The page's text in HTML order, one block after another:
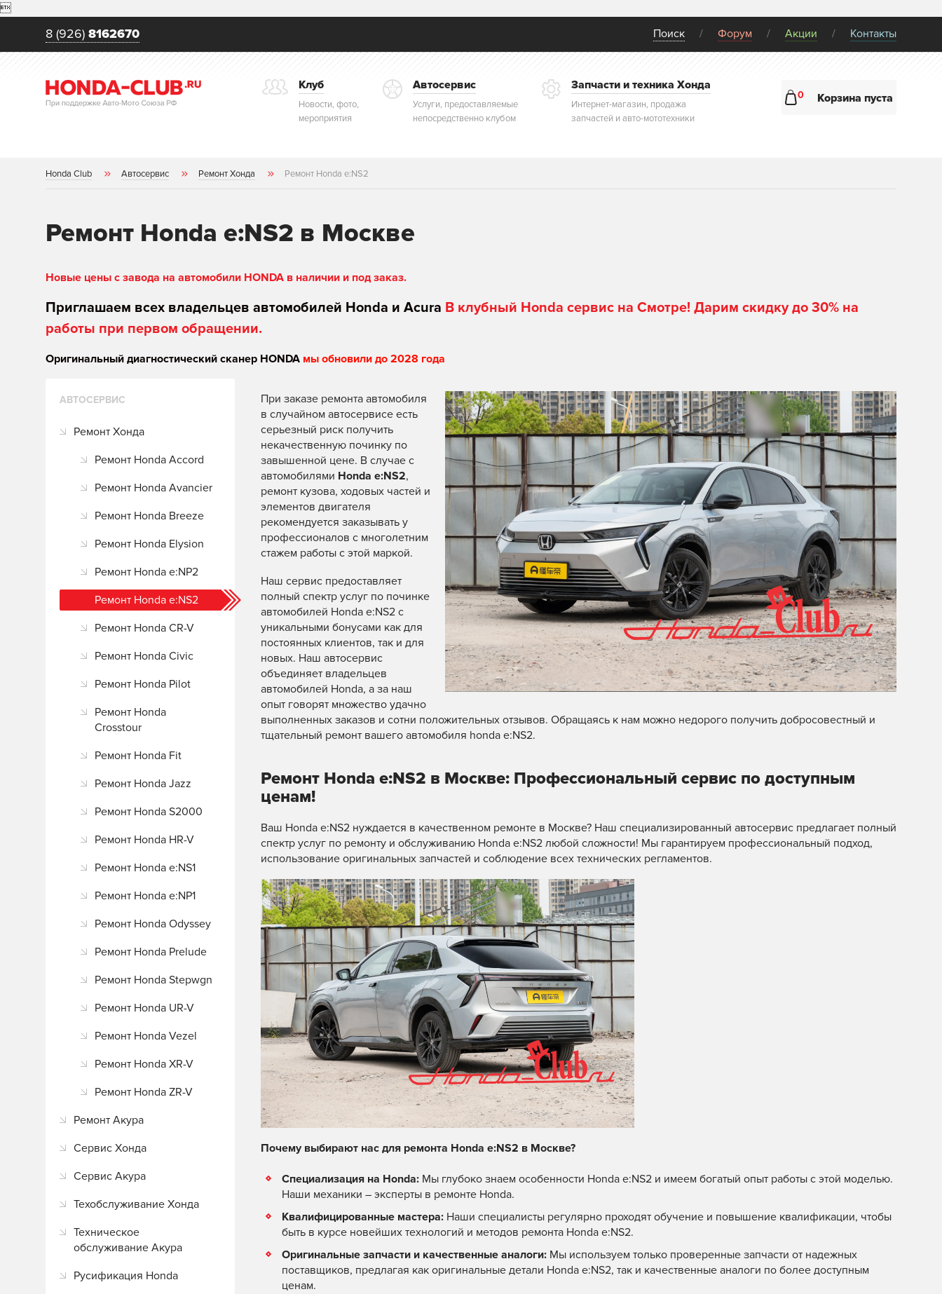

8 (926) 8162670 Поиск Форум Акции Контакты
Клуб
Новости, фото,
мероприятия
Автосервис
Услуги, предоставляемые
непосредственно клубом
Запчасти и техника Хонда
Интернет-магазин, продажа
запчастей и авто-мототехники
0 Корзина пуста
Honda Club Автосервис Ремонт Хонда Ремонт Honda e:NS2
Ремонт Honda e:NS2 в Москве
Новые цены с завода на автомобили HONDA в наличии и под заказ.
Приглашаем всех владельцев автомобилей Honda и Acura В клубный Honda сервис на Смотре! Дарим скидку до 30% на
работы при первом обращении.
Оригинальный диагностический сканер HONDA мы обновили до 2028 года
АВТОСЕРВИС
Ремонт Хонда
Ремонт Honda Accord
Ремонт Honda Avancier
Ремонт Honda Breeze
Ремонт Honda Elysion
Ремонт Honda e:NP2
Ремонт Honda e:NS2
Ремонт Honda CR-V
Ремонт Honda Civic
Ремонт Honda Pilot
Ремонт Honda
Crosstour
Ремонт Honda Fit
Ремонт Honda Jazz
Ремонт Honda S2000
Ремонт Honda HR-V
Ремонт Honda e:NS1
Ремонт Honda e:NP1
Ремонт Honda Odyssey
Ремонт Honda Prelude
Ремонт Honda Stepwgn
Ремонт Honda UR-V
Ремонт Honda Vezel
Ремонт Honda XR-V
Ремонт Honda ZR-V
Ремонт Акура
Сервис Хонда
Сервис Акура
Техобслуживание Хонда
Техническое
обслуживание Акура
Русификация Honda
При заказе ремонта автомобиля
в случайном автосервисе есть
серьезный риск получить
некачественную починку по
завышенной цене. В случае с
автомобилями Honda e:NS2,
ремонт кузова, ходовых частей и
элементов двигателя
рекомендуется заказывать у
профессионалов с многолетним
стажем работы с этой маркой.
Наш сервис предоставляет
полный спектр услуг по починке
автомобилей Honda e:NS2 с
уникальными бонусами как для
постоянных клиентов, так и для
новых. Наш автосервис
объединяет владельцев
автомобилей Honda, а за наш
опыт говорят множество удачно
выполненных заказов и сотни положительных отзывов. Обращаясь к нам можно недорого получить добросовестный и
тщательный ремонт вашего автомобиля honda e:NS2.
Ремонт Honda e:NS2 в Москве: Профессиональный сервис по доступным
ценам!
Ваш Honda e:NS2 нуждается в качественном ремонте в Москве? Наш специализированный автосервис предлагает полный
спектр услуг по ремонту и обслуживанию Honda e:NS2 любой сложности! Мы гарантируем профессиональный подход,
использование оригинальных запчастей и соблюдение всех технических регламентов.
Почему выбирают нас для ремонта Honda e:NS2 в Москве?
Специализация на Honda: Мы глубоко знаем особенности Honda e:NS2 и имеем богатый опыт работы с этой моделью.
Наши механики – эксперты в ремонте Honda.
Квалифицированные мастера: Наши специалисты регулярно проходят обучение и повышение квалификации, чтобы
быть в курсе новейших технологий и методов ремонта Honda e:NS2.
Оригинальные запчасти и качественные аналоги: Мы используем только проверенные запчасти от надежных
поставщиков, предлагая как оригинальные детали Honda e:NS2, так и качественные аналоги по более доступным
ценам.